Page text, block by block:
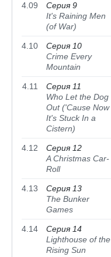
4.09
Серия 9
It's Raining Men
(of War)
4.10
Серия 10
Crime Every
Mountain
4.11
Серия 11
Who Let the Dog
Out ('Cause Now
It's Stuck In a
Cistern)
4.12
Серия 12
A Christmas Car-
Roll
4.13
Серия 13
The Bunker
Games
4.14
Серия 14
Lighthouse of the
Rising Sun